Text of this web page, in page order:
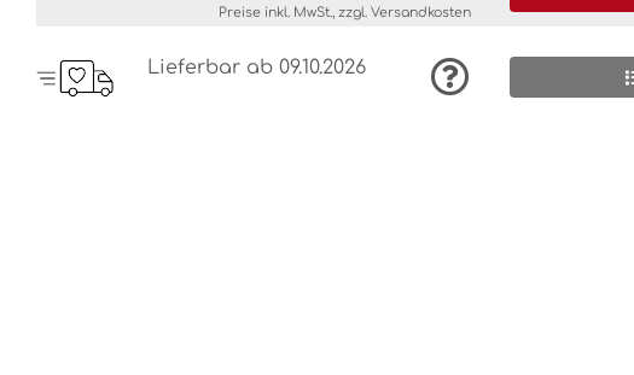
Preise inkl. MwSt., zzgl. Versandkosten
Lieferbar ab 09.10.2026